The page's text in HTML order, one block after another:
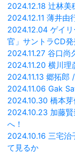
2024.12.18 辻林
2024.12.11 薄井由
2024.12.04 ゲイ
官」サントラCD
2024.11.27 谷口
2024.11.20 横川
2024.11.13 郷拓郎
2024.11.06 Gak
2024.10.30 橋本
2024.10.23 加藤
へ！
2024.10.16 三宅
て見るか